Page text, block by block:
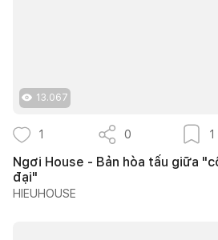
13.067
1 0 1
Ngơi House - Bản hòa tấu giữa
đại"
HIEUHOUSE